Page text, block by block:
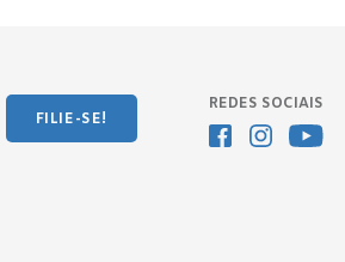
FILIE-SE!
REDES SOCIAIS